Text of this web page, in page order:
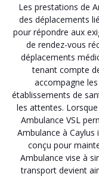
Les prestations de
des déplacements
pour répondre aux
de rendez-vous
déplacements
tenant compte
accompagne
établissements de
les attentes.
Ambulance VSL
Ambulance à
conçu pour
Ambulance vise à
transport devient